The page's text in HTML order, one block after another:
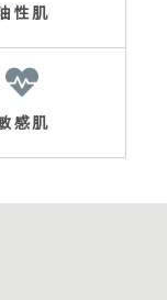
性肌
感肌